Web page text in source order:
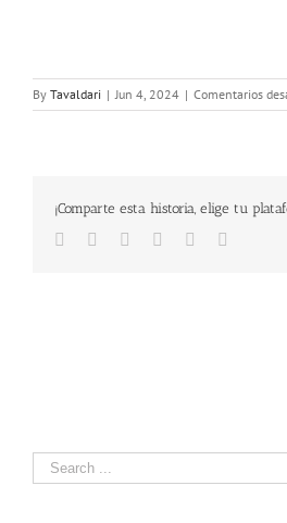
By Tavaldari | Jun 4, 2024 | Comentarios
¡Comparte esta historia, elige tu
Facebook
TwitterLinkedInGoogle+Pinterest
Search
for: